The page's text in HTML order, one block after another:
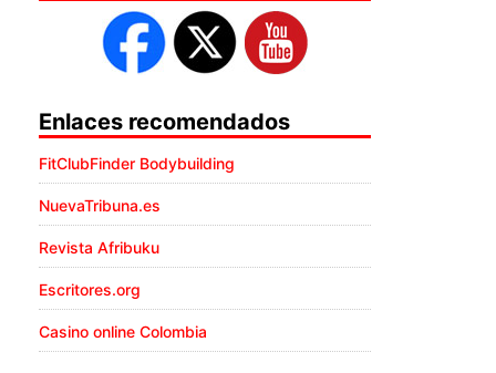
Enlaces recomendados
FitClubFinder Bodybuilding
NuevaTribuna.es
Revista Afribuku
Escritores.org
Casino online Colombia